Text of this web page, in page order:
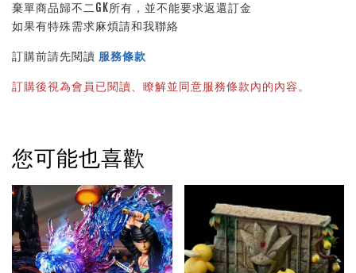
棄單商品歸不二GK所有，並不能要求返還訂金
如果有特殊需求麻煩請和我聯絡
訂購前請先閱讀 服務條款
訂購後視為會員已閱讀、瞭解並同意服務條款內的內容。
您可能也喜歡